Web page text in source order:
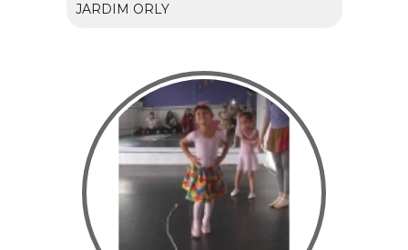
JARDIM ORLY